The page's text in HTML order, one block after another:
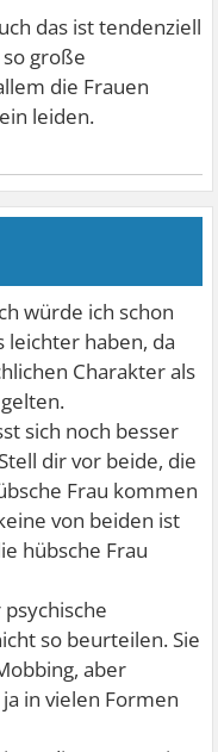
das ist tendenziell
große
die Frauen
leiden.
würde ich schon
leichter haben, da
Charakter als
sich noch besser
dir vor beide, die
Frau kommen
von beiden ist
hübsche Frau
so beurteilen. Sie
aber
in vielen Formen